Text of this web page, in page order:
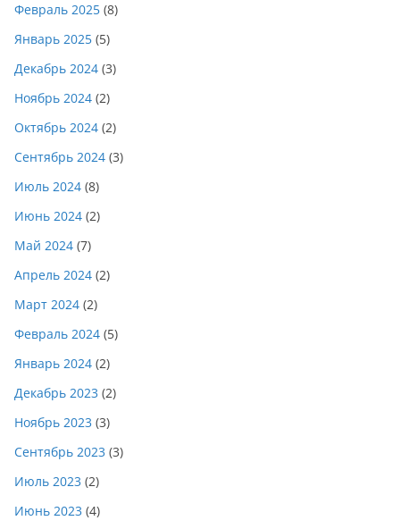
Февраль 2025 (8)
Январь 2025 (5)
Декабрь 2024 (3)
Ноябрь 2024 (2)
Октябрь 2024 (2)
Сентябрь 2024 (3)
Июль 2024 (8)
Июнь 2024 (2)
Май 2024 (7)
Апрель 2024 (2)
Март 2024 (2)
Февраль 2024 (5)
Январь 2024 (2)
Декабрь 2023 (2)
Ноябрь 2023 (3)
Сентябрь 2023 (3)
Июль 2023 (2)
Июнь 2023 (4)